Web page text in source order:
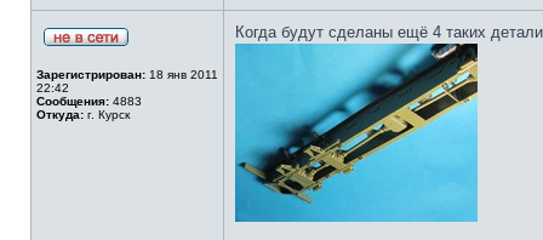
Зарегистрирован: 18 янв 2011
22:42
Сообщения: 4883
Откуда: г. Курск
Когда будут сделаны ещё 4 таких